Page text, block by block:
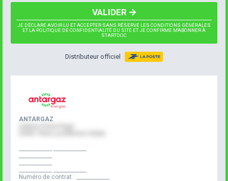
JE DÉCLARE AVOIR LU ET ACCEPTER SANS RÉSERVE LES CONDITIONS GÉNÉRALES
ET LA POLITIQUE DE CONFIDENTIALITÉ DU SITE ET JE CONFIRME M'ABONNER À
STARTDOC
VALIDER
Distributeur officiel
ANTARGAZ
Numéro de contrat :